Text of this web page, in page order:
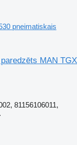
pneimatiskais
MAN TGX
81156106011,